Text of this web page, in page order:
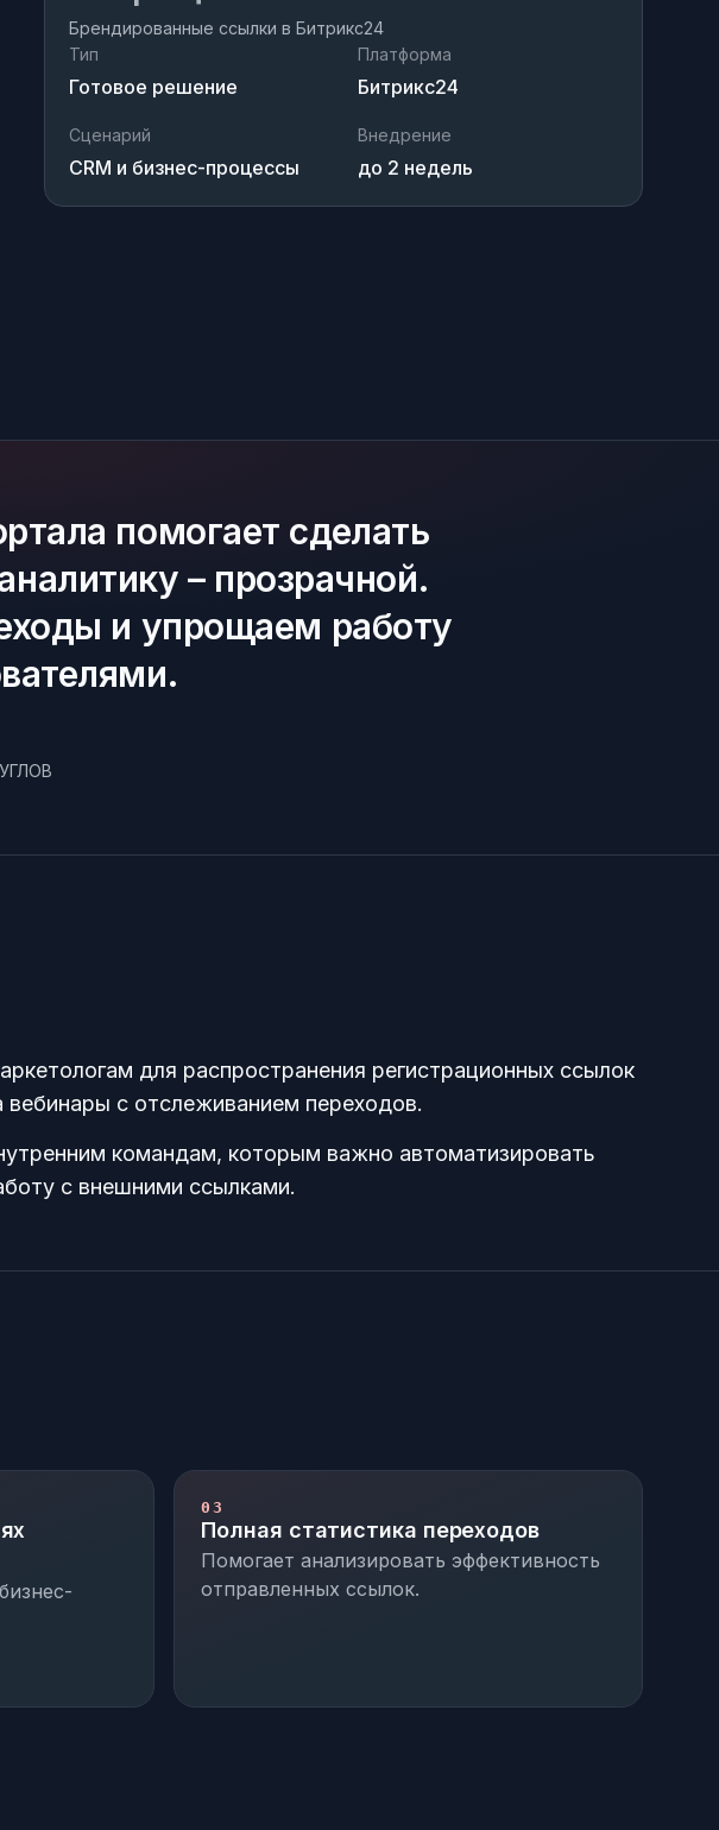
Брендированные ссылки в Битрикс24
Тип
Готовое решение
Платформа
Битрикс24
Сценарий
CRM и бизнес-процессы
Внедрение
до 2 недель
помогает сделать
– прозрачной.
и упрощаем работу
для распространения регистрационных ссылок
вебинары с отслеживанием переходов.
командам, которым важно автоматизировать
с внешними ссылками.
03
Полная статистика переходов
Помогает анализировать эффективность
отправленных ссылок.